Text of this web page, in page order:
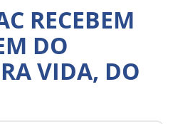
RECEBEM
DO
VIDA, DO